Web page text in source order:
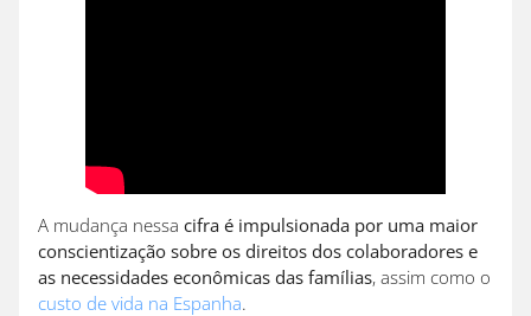
A mudança nessa cifra é impulsionada por uma maior
conscientização sobre os direitos dos colaboradores e
as necessidades econômicas das famílias, assim como o
custo de vida na Espanha.